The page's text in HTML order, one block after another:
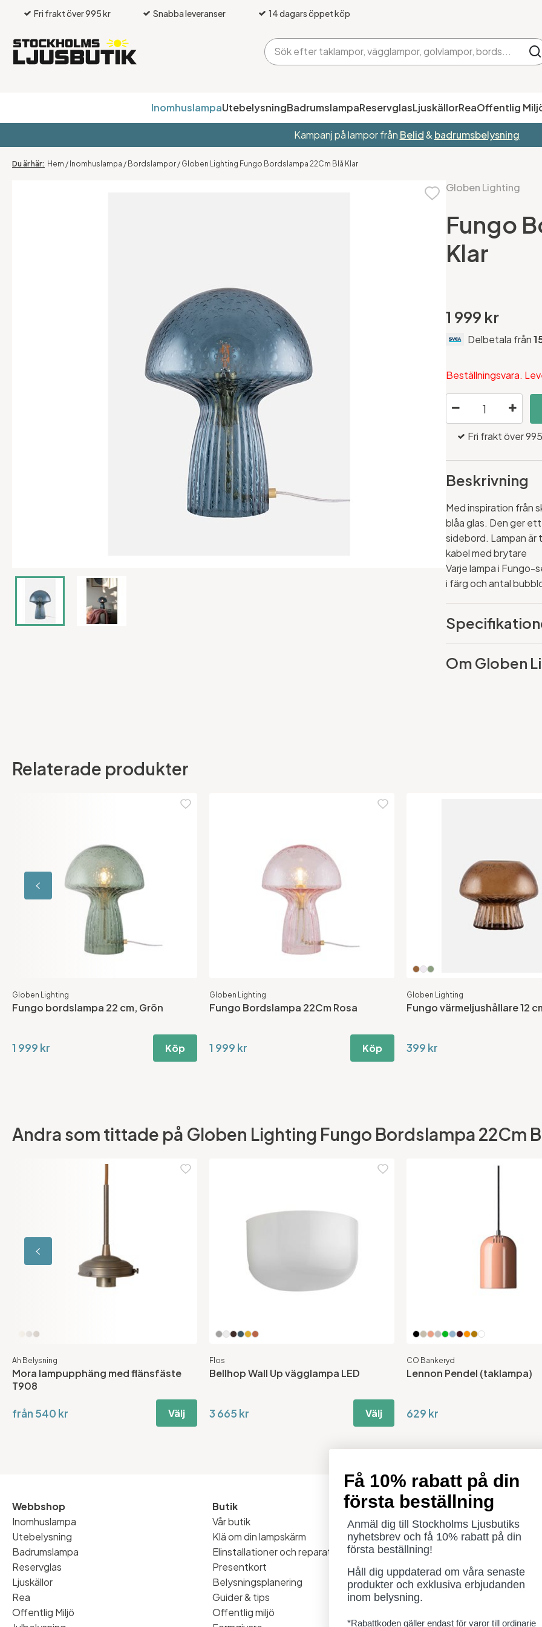
Fri frakt över 995 kr Snabba leveranser 14 dagars öppet köp
InomhuslampaUtebelysningBadrumslampaReservglasLjuskällorReaOffentlig
Kampanj på lampor från Belid& badrumsbelysning
Hem / Inomhuslampa / Bordslampor / Globen Lighting Fungo Bordslampa 22Cm Blå Klar
Globen Lighting
Fungo
Klar
1 999 kr
Delbetala från
Beställningsvara.
Fri frakt över
Beskrivning
Med inspiration från
blåa glas. Den ger
sidebord. Lampan är
kabel med brytare
Varje lampa i Fungo-
i färg och antal
Om Globen
Relaterade produkter
Globen Lighting
Fungo bordslampa 22 cm, Grön
1 999 kr Köp
Globen Lighting
Fungo Bordslampa 22Cm Rosa
1 999 kr Köp
Globen Lighting
Fungo värmeljushållare 12
399 kr
Andra som tittade på Globen Lighting Fungo Bordslampa 22Cm
Ah Belysning
Mora lampupphäng med flänsfäste
T908
från 540 kr Välj
Flos
Bellhop Wall Up vägglampa LED
3 665 kr Välj
CO Bankeryd
Lennon Pendel (taklampa)
629 kr
Webbshop
Inomhuslampa
Utebelysning
Badrumslampa
Reservglas
Ljuskällor
Rea
Offentlig Miljö
Butik
Vår butik
Klä om din lampskärm
Elinstallationer och reparationer
Presentkort
Belysningsplanering
Guider & tips
Offentlig miljö
Öppettider
Måndag - Torsdag: 11-18
Fredag - Lördag: 11-16
Söndag: Stängt
Lördag 1/8 stängt
Få 10% rabatt på din
första beställning
Anmäl dig till Stockholms Ljusbutiks
nyhetsbrev och få 10% rabatt på din
första beställning!
Håll dig uppdaterad om våra senaste
produkter och exklusiva erbjudanden
inom belysning.
*Rabattkoden gäller endast för varor till ordinarie